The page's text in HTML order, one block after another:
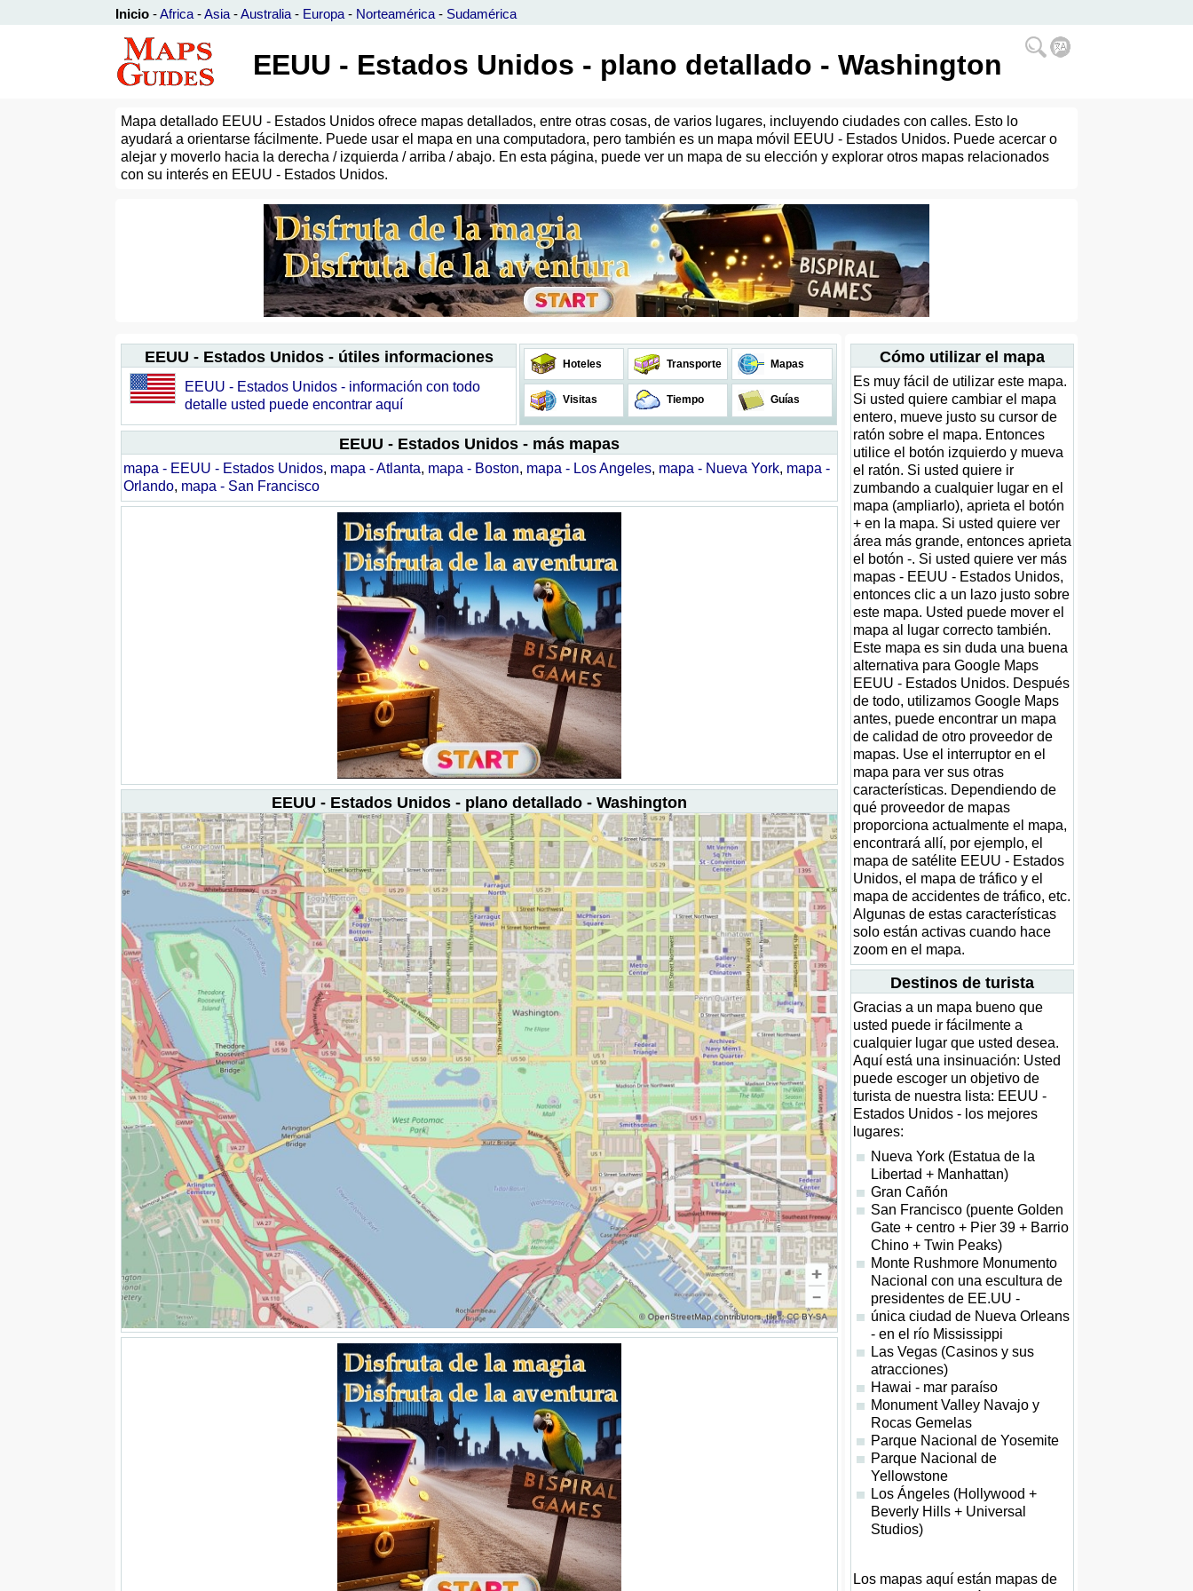
Inicio -Africa -Asia -Australia - Europa - Norteamérica - Sudamérica
EEUU - Estados Unidos - plano detallado - Washington
Mapa detallado EEUU - Estados Unidos ofrece mapas detallados, entre otras cosas, de varios lugares, incluyendo ciudades con calles. Esto lo
ayudará a orientarse fácilmente. Puede usar el mapa en una computadora, pero también es un mapa móvil EEUU - Estados Unidos. Puede acercar o
alejar y moverlo hacia la derecha / izquierda / arriba / abajo. En esta página, puede ver un mapa de su elección y explorar otros mapas relacionados
con su interés en EEUU - Estados Unidos.
EEUU - Estados Unidos - útiles informaciones
EEUU - Estados Unidos - información con todo
detalle usted puede encontrar aquí
Hoteles Transporte Mapas
Visitas Tiempo Guías
EEUU - Estados Unidos - más mapas
mapa - EEUU - Estados Unidos, mapa - Atlanta, mapa - Boston, mapa - Los Angeles, mapa - Nueva York, mapa -
Orlando, mapa - San Francisco
EEUU - Estados Unidos - plano detallado - Washington
Cómo utilizar el mapa
Es muy fácil de utilizar este mapa.
Si usted quiere cambiar el mapa
entero, mueve justo su cursor de
ratón sobre el mapa. Entonces
utilice el botón izquierdo y mueva
el ratón. Si usted quiere ir
zumbando a cualquier lugar en el
mapa (ampliarlo), aprieta el botón
+ en la mapa. Si usted quiere ver
área más grande, entonces aprieta
el botón -. Si usted quiere ver más
mapas - EEUU - Estados Unidos,
entonces clic a un lazo justo sobre
este mapa. Usted puede mover el
mapa al lugar correcto también.
Este mapa es sin duda una buena
alternativa para Google Maps
EEUU - Estados Unidos. Después
de todo, utilizamos Google Maps
antes, puede encontrar un mapa
de calidad de otro proveedor de
mapas. Use el interruptor en el
mapa para ver sus otras
características. Dependiendo de
qué proveedor de mapas
proporciona actualmente el mapa,
encontrará allí, por ejemplo, el
mapa de satélite EEUU - Estados
Unidos, el mapa de tráfico y el
mapa de accidentes de tráfico, etc.
Algunas de estas características
solo están activas cuando hace
zoom en el mapa.
Destinos de turista
Gracias a un mapa bueno que
usted puede ir fácilmente a
cualquier lugar que usted desea.
Aquí está una insinuación: Usted
puede escoger un objetivo de
turista de nuestra lista: EEUU -
Estados Unidos - los mejores
lugares:
Nueva York (Estatua de la
Libertad + Manhattan)
Gran Cañón
San Francisco (puente Golden
Gate + centro + Pier 39 + Barrio
Chino + Twin Peaks)
Monte Rushmore Monumento
Nacional con una escultura de
presidentes de EE.UU -
única ciudad de Nueva Orleans
- en el río Mississippi
Las Vegas (Casinos y sus
atracciones)
Hawai - mar paraíso
Monument Valley Navajo y
Rocas Gemelas
Parque Nacional de Yosemite
Parque Nacional de
Yellowstone
Los Ángeles (Hollywood +
Beverly Hills + Universal
Studios)
Los mapas aquí están mapas de